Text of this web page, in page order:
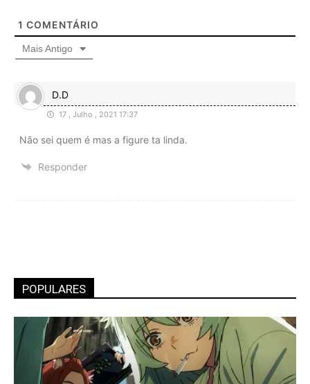
1 COMENTÁRIO
Mais Antigo
D.D
17 , Julho , 2021 17:37
Não sei quem é mas a figure ta linda.
Responder
POPULARES